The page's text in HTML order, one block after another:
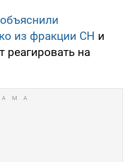
объяснили
из фракции СН и
реагировать на